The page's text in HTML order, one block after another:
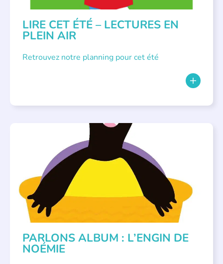
LIRE CET ÉTÉ – LECTURES EN
PLEIN AIR
Retrouvez notre planning pour cet été
PARLONS ALBUM : L’ENGIN DE
NOÉMIE